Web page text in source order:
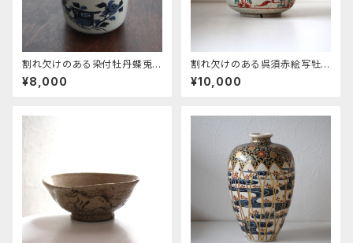
割れ欠けのある染付牡丹蝶兎
文水注 h18.8cm Chipped a
nd Cracked Blue and Whit
¥8,000
割れ欠けのある呉須赤絵写牡
丹菊兎文鉢 d21.6cm Chipp
ed and Cracked Swatow S
bbit 19th-20th C
¥10,000